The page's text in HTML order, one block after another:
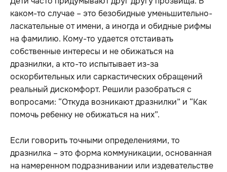
каком-то случае – это безобидные уменьшительно-
ласкательные от имени, а иногда и обидные рифмы
на фамилию. Кому-то удается отстаивать
собственные интересы и не обижаться на
дразнилки, а кто-то испытывает из-за
оскорбительных или саркастических обращений
реальный дискомфорт. Решили разобраться с
вопросами: “Откуда возникают дразнилки” и “Как
помочь ребенку не обижаться на них”.
Если говорить точными определениями, то
дразнилка – это форма коммуникации, основанная
на намеренном подразнивании или издевательстве